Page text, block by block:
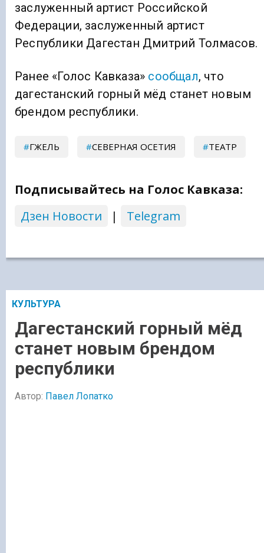
заслуженный артист Российской
Федерации, заслуженный артист
Республики Дагестан Дмитрий Толмасов.
Ранее «Голос Кавказа» сообщал, что
дагестанский горный мёд станет новым
брендом республики.
ГЖЕЛЬ СЕВЕРНАЯ ОСЕТИЯ ТЕАТР
Подписывайтесь на Голос Кавказа:
Дзен Новости
| Telegram
КУЛЬТУРА
Дагестанский горный мёд
станет новым брендом
республики
Автор: Павел Лопатко